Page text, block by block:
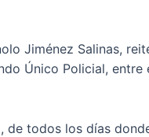
Jiménez Salinas,
Único Policial,
todos los días